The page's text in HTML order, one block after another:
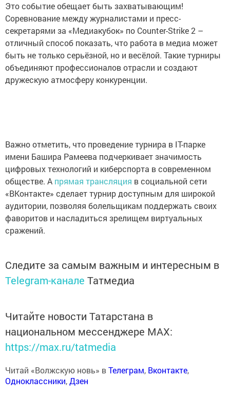
Это событие обещает быть захватывающим!
Соревнование между журналистами и пресс-
секретарями за «Медиакубок» по Counter-Strike 2 –
отличный способ показать, что работа в медиа может
быть не только серьёзной, но и весёлой. Такие турниры
объединяют профессионалов отрасли и создают
дружескую атмосферу конкуренции.
Важно отметить, что проведение турнира в IT-парке
имени Башира Рамеева подчеркивает значимость
цифровых технологий и киберспорта в современном
обществе. А прямая трансляция в социальной сети
«ВКонтакте» сделает турнир доступным для широкой
аудитории, позволяя болельщикам поддержать своих
фаворитов и насладиться зрелищем виртуальных
сражений.
Следите за самым важным и интересным в
Telegram-канале Татмедиа
Читайте новости Татарстана в
национальном мессенджере MАХ:
https://max.ru/tatmedia
Читай «Волжскую новь» вТелеграм, Вконтакте,
Одноклассники,Дзен